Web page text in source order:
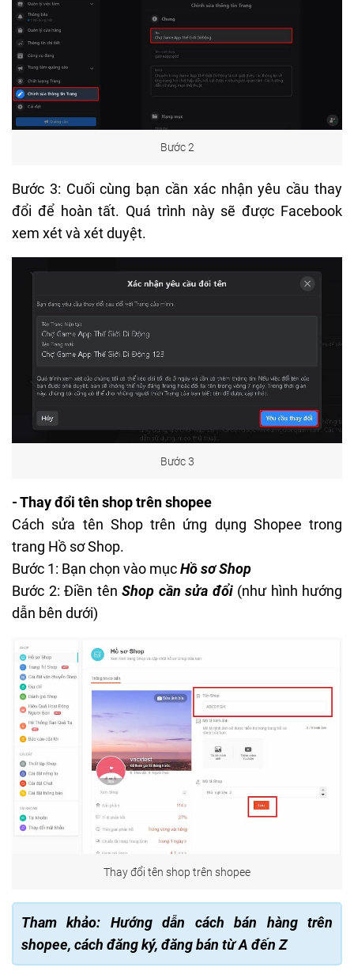
Bước 2
Bước 3: Cuối cùng bạn cần xác nhận yêu cầu thay
đổi để hoàn tất. Quá trình này sẽ được Facebook
xem xét và xét duyệt.
Bước 3
- Thay đổi tên shop trên shopee
Cách sửa tên Shop trên ứng dụng Shopee trong
trang Hồ sơ Shop.
Bước 1: Bạn chọn vào mụcHồ sơ Shop
Bước 2: Điền tên Shop cần sửa đổi (như hình hướng
dẫn bên dưới)
Thay đổi tên shop trên shopee
Tham khảo: Hướng dẫn cách bán hàng trên
shopee, cách đăng ký, đăng bán từ A đến Z